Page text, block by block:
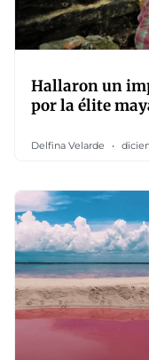
Hallaron un
por la élite
Delfina Velarde